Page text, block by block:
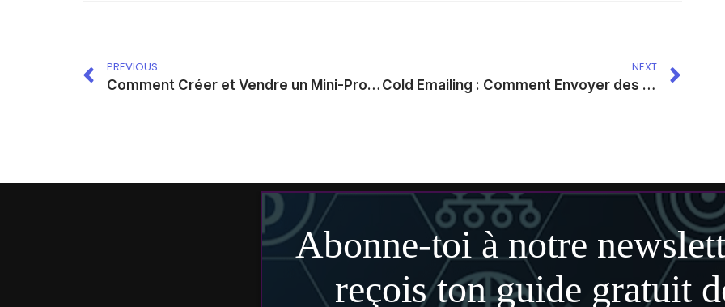
PREVIOUS
Comment Créer et Vendre un Mini-Produit Digital Rentable en 7 Jours Sans Compétences Techniques
NEXT
Cold Emailing : Comment Envoyer des Emails à Froid qui Génèrent des Réponses et des Clients en 2025